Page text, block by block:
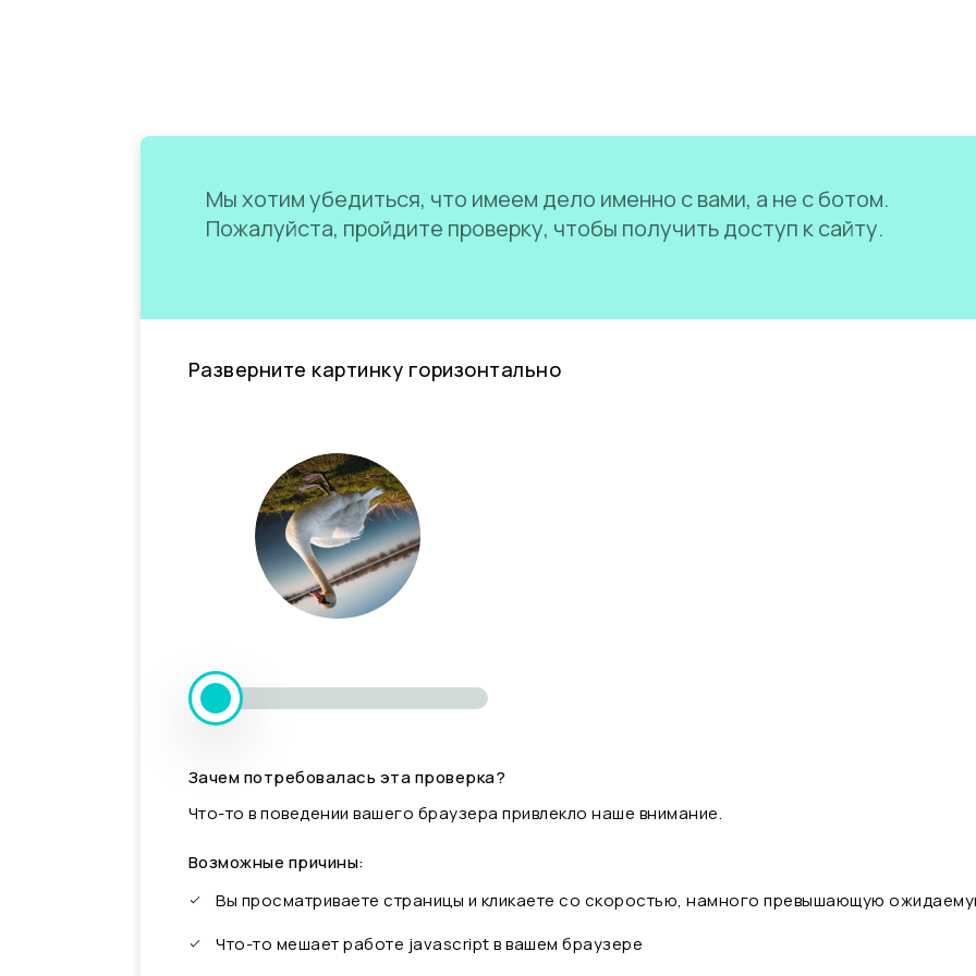
Мы хотим убедиться, что имеем дело именно с вами, а не с ботом.
Пожалуйста, пройдите проверку, чтобы получить доступ к сайту.
Разверните картинку горизонтально
Зачем потребовалась эта проверка?
Что-то в поведении вашего браузера привлекло наше внимание.
Возможные причины:
Вы просматриваете страницы и кликаете со скоростью, намного превышающую
Что-то мешает работе javascript в вашем браузере